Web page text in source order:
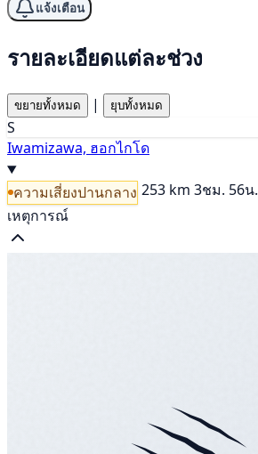
แจ้งเตือน
รายละเอียดแต่ละช่วง
ขยายทั้งหมด | ยุบทั้งหมด
S
Iwamizawa, ฮอกไกโด
ความเสี่ยงปานกลาง 253 km 3ชม. 56น.
เหตุการณ์